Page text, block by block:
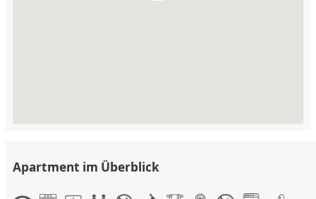
Apartment im Überblick